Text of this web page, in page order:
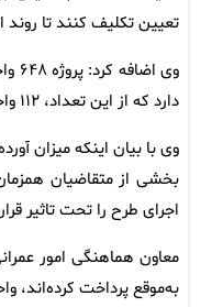
تعیین تکلیف کنند تا روند
دارد که از این تعداد، ۱۱۲ واحد به حدود ۷۰ درصد پیشرفت رسیده است.
وی با بیان اینکه میزان
بخشی از متقاضیان
اجرای طرح را تحت تاثیر
معاون هماهنگی امور
به‌موقع پرداخت کرده‌اند،